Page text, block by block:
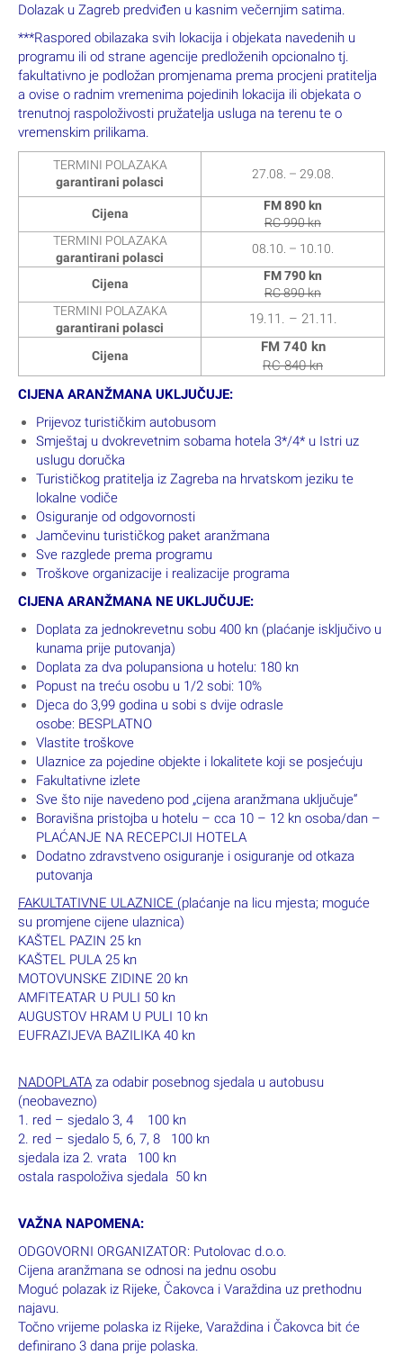
Dolazak u Zagreb predviđen u kasnim večernjim satima.
***Raspored obilazaka svih lokacija i objekata navedenih u
programu ili od strane agencije predloženih opcionalno tj.
fakultativno je podložan promjenama prema procjeni pratitelja
a ovise o radnim vremenima pojedinih lokacija ili objekata o
trenutnoj raspoloživosti pružatelja usluga na terenu te o
vremenskim prilikama.
TERMINI POLAZAKA
garantirani polasci
27.08. – 29.08.
Cijena
FM 890 kn
RC 990 kn
TERMINI POLAZAKA
garantirani polasci
08.10. – 10.10.
Cijena
FM 790 kn
RC 890 kn
TERMINI POLAZAKA
garantirani polasci
19.11. – 21.11.
Cijena
FM 740 kn
RC 840 kn
CIJENA ARANŽMANA UKLJUČUJE:
Prijevoz turističkim autobusom
Smještaj u dvokrevetnim sobama hotela 3*/4* u Istri uz
uslugu doručka
Turističkog pratitelja iz Zagreba na hrvatskom jeziku te
lokalne vodiče
Osiguranje od odgovornosti
Jamčevinu turističkog paket aranžmana
Sve razglede prema programu
Troškove organizacije i realizacije programa
CIJENA ARANŽMANA NE UKLJUČUJE:
Doplata za jednokrevetnu sobu 400 kn (plaćanje isključivo u
kunama prije putovanja)
Doplata za dva polupansiona u hotelu: 180 kn
Popust na treću osobu u 1/2 sobi: 10%
Djeca do 3,99 godina u sobi s dvije odrasle
osobe: BESPLATNO
Vlastite troškove
Ulaznice za pojedine objekte i lokalitete koji se posjećuju
Fakultativne izlete
Sve što nije navedeno pod „cijena aranžmana uključuje“
Boravišna pristojba u hotelu – cca 10 – 12 kn osoba/dan –
PLAĆANJE NA RECEPCIJI HOTELA
Dodatno zdravstveno osiguranje i osiguranje od otkaza
putovanja
FAKULTATIVNE ULAZNICE (plaćanje na licu mjesta; moguće
su promjene cijene ulaznica)
KAŠTEL PAZIN 25 kn
KAŠTEL PULA 25 kn
MOTOVUNSKE ZIDINE 20 kn
AMFITEATAR U PULI 50 kn
AUGUSTOV HRAM U PULI 10 kn
EUFRAZIJEVA BAZILIKA 40 kn
NADOPLATA za odabir posebnog sjedala u autobusu
(neobavezno)
1. red – sjedalo 3, 4 100 kn
2. red – sjedalo 5, 6, 7, 8 100 kn
sjedala iza 2. vrata 100 kn
ostala raspoloživa sjedala 50 kn
VAŽNA NAPOMENA:
ODGOVORNI ORGANIZATOR: Putolovac d.o.o.
Cijena aranžmana se odnosi na jednu osobu
Moguć polazak iz Rijeke, Čakovca i Varaždina uz prethodnu
najavu.
Točno vrijeme polaska iz Rijeke, Varaždina i Čakovca bit će
definirano 3 dana prije polaska.